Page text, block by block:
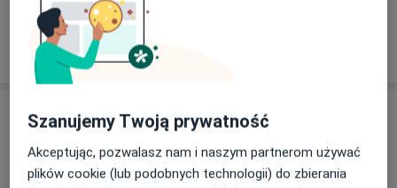
Poproś o wizytę
Szanujemy Twoją prywatność
Akceptując, pozwalasz nam i naszym partnerom używać
plików cookie (lub podobnych technologii) do zbierania